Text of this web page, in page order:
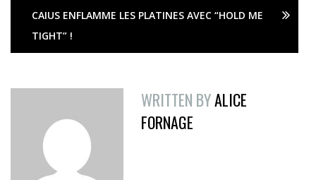
CAIUS ENFLAMME LES PLATINES AVEC “HOLD ME
TIGHT” !
WRITTEN BYALICE
FORNAGE